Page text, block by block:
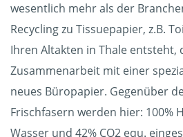
wesentlich mehr als der
Recycling zu Tissuepapier, z.B.
Ihren Altakten in Thale entsteht,
Zusammenarbeit mit einer
neues Büropapier. Gegenüber
Frischfasern werden hier: 100%
Wasser und 42% CO2 equ.